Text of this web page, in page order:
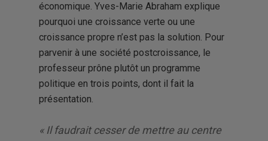
économique. Yves-Marie Abraham explique
pourquoi une croissance verte ou une
croissance propre n’est pas la solution. Pour
parvenir à une société postcroissance, le
professeur prône plutôt un programme
politique en trois points, dont il fait la
présentation.
« Il faudrait cesser de mettre au centre